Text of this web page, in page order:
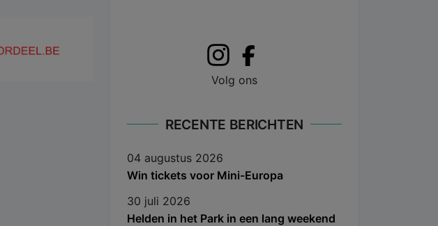
Volg ons
RECENTE BERICHTEN
04 augustus 2026
Win tickets voor Mini-Europa
30 juli 2026
Helden in het Park in een lang weekend